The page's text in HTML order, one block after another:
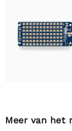
Meer van het